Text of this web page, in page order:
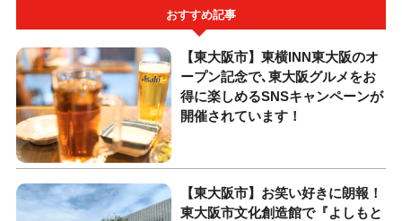
おすすめ記事
【東大阪市】東横INN東大阪のオ
ープン記念で､東大阪グルメをお
得に楽しめるSNSキャンペーンが
開催されています！
【東大阪市】お笑い好きに朗報！
東大阪市文化創造館で『よしもと